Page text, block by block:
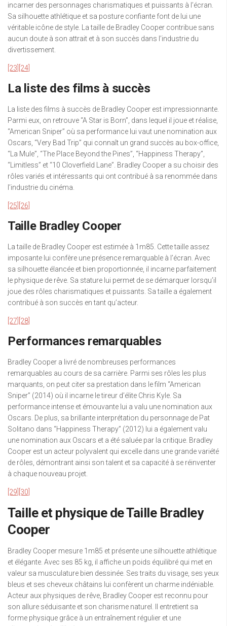
incarner des personnages charismatiques et puissants à l’écran.
Sa silhouette athlétique et sa posture confiante font de lui une
véritable icône de style. La taille de Bradley Cooper contribue sans
aucun doute à son attrait et à son succès dans l’industrie du
divertissement.
[23] [24]
La liste des films à succès
La liste des films à succès de Bradley Cooper est impressionnante.
Parmi eux, on retrouve “A Star is Born”, dans lequel il joue et réalise,
“American Sniper” où sa performance lui vaut une nomination aux
Oscars, “Very Bad Trip” qui connaît un grand succès au box-office,
“La Mule”, “The Place Beyond the Pines”, “Happiness Therapy”,
“Limitless” et “10 Cloverfield Lane”. Bradley Cooper a su choisir des
rôles variés et intéressants qui ont contribué à sa renommée dans
l’industrie du cinéma.
[25] [26]
Taille Bradley Cooper
La taille de Bradley Cooper est estimée à 1m85. Cette taille assez
imposante lui confère une présence remarquable à l’écran. Avec
sa silhouette élancée et bien proportionnée, il incarne parfaitement
le physique de rêve. Sa stature lui permet de se démarquer lorsqu’il
joue des rôles charismatiques et puissants. Sa taille a également
contribué à son succès en tant qu’acteur.
[27] [28]
Performances remarquables
Bradley Cooper a livré de nombreuses performances
remarquables au cours de sa carrière. Parmi ses rôles les plus
marquants, on peut citer sa prestation dans le film “American
Sniper” (2014) où il incarne le tireur d’élite Chris Kyle. Sa
performance intense et émouvante lui a valu une nomination aux
Oscars. De plus, sa brillante interprétation du personnage de Pat
Solitano dans “Happiness Therapy” (2012) lui a également valu
une nomination aux Oscars et a été saluée par la critique. Bradley
Cooper est un acteur polyvalent qui excelle dans une grande variété
de rôles, démontrant ainsi son talent et sa capacité à se réinventer
à chaque nouveau projet.
[29] [30]
Taille et physique de Taille Bradley
Cooper
Bradley Cooper mesure 1m85 et présente une silhouette athlétique
et élégante. Avec ses 85 kg, il affiche un poids équilibré qui met en
valeur sa musculature bien dessinée. Ses traits du visage, ses yeux
bleus et ses cheveux châtains lui confèrent un charme indéniable.
Acteur aux physiques de rêve, Bradley Cooper est reconnu pour
son allure séduisante et son charisme naturel. Il entretient sa
forme physique grâce à un entraînement régulier et une